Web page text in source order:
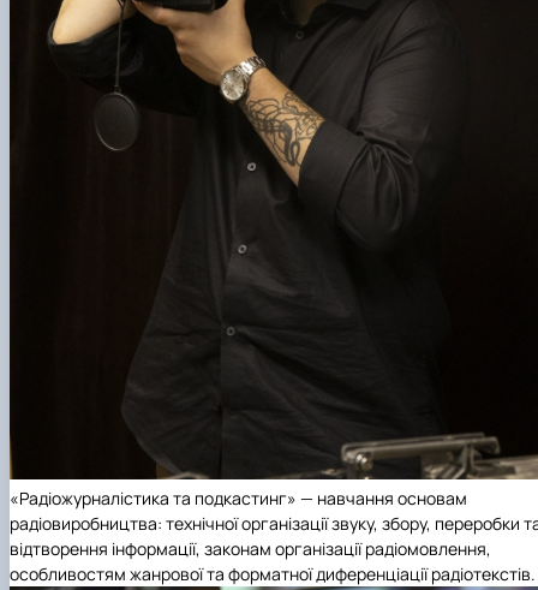
«Радіожурналістика та подкастинг» — навчання основам
радіовиробництва: технічної організації звуку, збору, переробки
відтворення інформації, законам організації радіомовлення,
особливостям жанрової та форматної диференціації радіотекстів.